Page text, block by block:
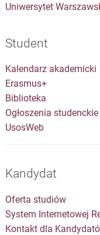
Uniwersytet
Student
Kalendarz akademicki
Erasmus+
Biblioteka
Ogłoszenia studenckie
UsosWeb
Kandydat
Oferta studiów
System Internetowej
Kontakt dla